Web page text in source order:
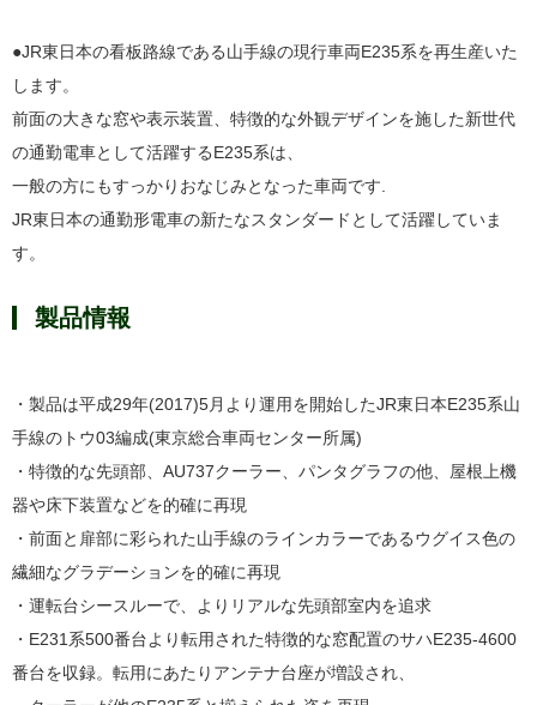
●JR東日本の看板路線である山手線の現行車両E235系を再生産いた
します。
前面の大きな窓や表示装置、特徴的な外観デザインを施した新世代
の通勤電車として活躍するE235系は、
一般の方にもすっかりおなじみとなった車両です.
JR東日本の通勤形電車の新たなスタンダードとして活躍していま
す。
製品情報
・製品は平成29年(2017)5月より運用を開始したJR東日本E235系山
手線のトウ03編成(東京総合車両センター所属)
・特徴的な先頭部、AU737クーラー、パンタグラフの他、屋根上機
器や床下装置などを的確に再現
・前面と扉部に彩られた山手線のラインカラーであるウグイス色の
繊細なグラデーションを的確に再現
・運転台シースルーで、よりリアルな先頭部室内を追求
・E231系500番台より転用された特徴的な窓配置のサハE235-4600
番台を収録。転用にあたりアンテナ台座が増設され、